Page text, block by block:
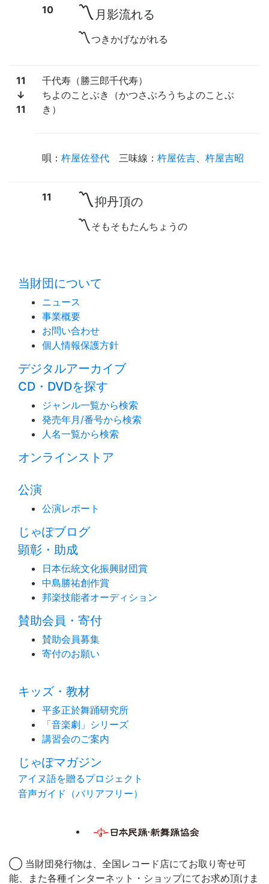
10 〽 月影流れる
〽 つきかげながれる
11
↓
11
千代寿（勝三郎千代寿）
ちよのことぶき（かつさぶろうちよのことぶ
き）
唄 ： 杵屋佐登代 三味線 ： 杵屋佐吉 杵屋吉昭
11 〽抑丹頂の
〽 そもそもたんちょうの
当財団について
ニュース
事業概要
お問い合わせ
個人情報保護方針
デジタルアーカイブ
CD・DVDを探す
ジャンル一覧から検索
発売年月/番号から検索
人名一覧から検索
オンラインストア
公演
公演レポート
じゃぽブログ
顕彰・助成
日本伝統文化振興財団賞
中島勝祐創作賞
邦楽技能者オーディション
賛助会員・寄付
賛助会員募集
寄付のお願い
キッズ・教材
平多正於舞踊研究所
「音楽劇」シリーズ
講習会のご案内
じゃぽマガジン
アイヌ語を贈るプロジェクト
音声ガイド（バリアフリー）
◯ 当財団発行物は、全国レコード店にてお取り寄せ可
能、また各種インターネット・ショップにてお求め頂けま